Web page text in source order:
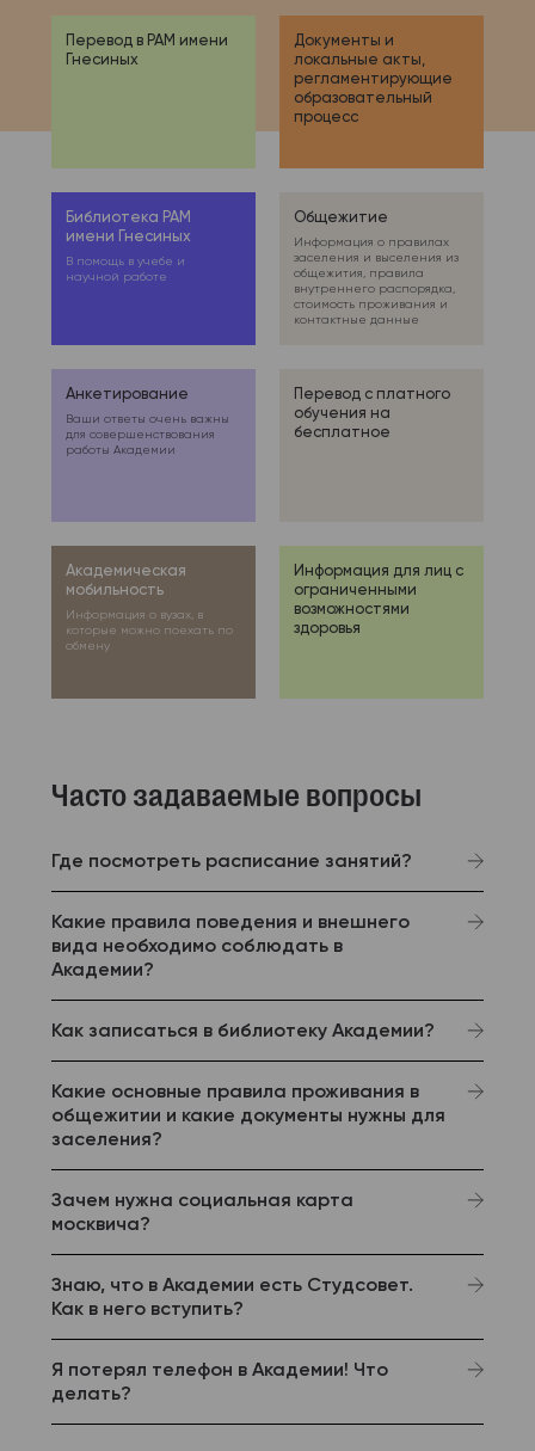
Перевод в РАМ имени
Гнесиных
Документы и
локальные акты,
регламентирующие
образовательный
процесс
Библиотека РАМ
имени Гнесиных
В помощь в учебе и
научной работе
Общежитие
Информация о правилах
заселения и выселения из
общежития, правила
внутреннего распорядка,
стоимость проживания и
контактные данные
Анкетирование
Ваши ответы очень важны
для совершенствования
работы Академии
Перевод с платного
обучения на
бесплатное
Академическая
мобильность
Информация о вузах, в
которые можно поехать по
обмену
Информация для лиц с
ограниченными
возможностями
здоровья
Часто задаваемые вопросы
Где посмотреть расписание занятий?
Какие правила поведения и внешнего
вида необходимо соблюдать в
Академии?
Как записаться в библиотеку Академии?
Какие основные правила проживания в
общежитии и какие документы нужны для
заселения?
Зачем нужна социальная карта
москвича?
Знаю, что в Академии есть Студсовет.
Как в него вступить?
Я потерял телефон в Академии! Что
делать?